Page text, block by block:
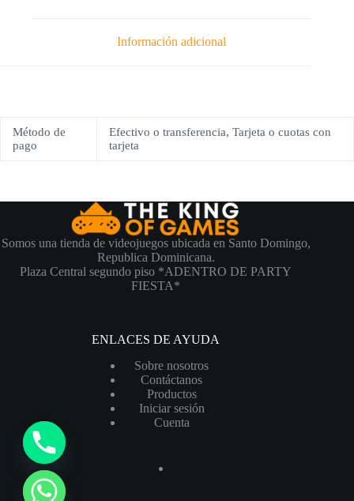
Información adicional
Método de
pago
Efectivo o transferencia, Tarjeta o cuotas con
tarjeta
Somos una tienda de videojuegos ubicada en Santo Domingo,
Republica Dominicana.
Plaza Central segundo piso *ADENTRO DE PARTY
FIESTA*
ENLACES DE AYUDA
Sobre nosotros
Contáctanos
Productos
Iniciar sesión
Cuenta
a
t
y